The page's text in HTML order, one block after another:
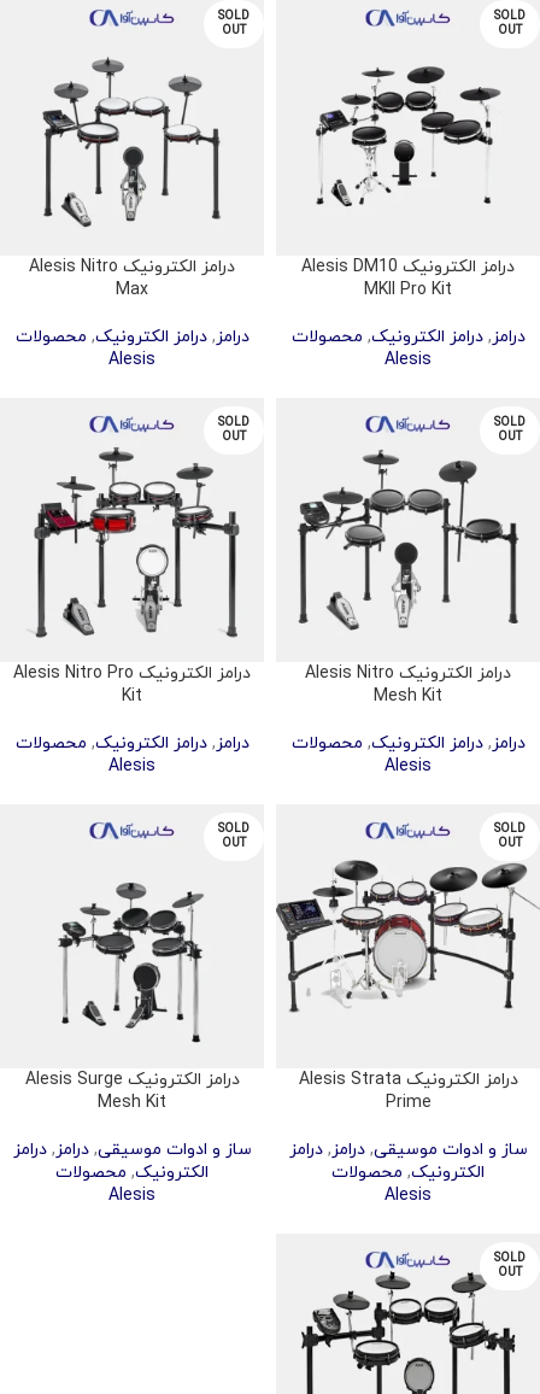
SOLD
OUT
درامز الکترونیک Alesis DM10
MKII Pro Kit
درامز,درامز الکترونیک, محصولات
Alesis
SOLD
OUT
درامز الکترونیک Alesis Nitro
Max
درامز,درامز الکترونیک, محصولات
Alesis
SOLD
OUT
درامز الکترونیک Alesis Nitro
Mesh Kit
درامز,درامز الکترونیک, محصولات
Alesis
SOLD
OUT
درامز الکترونیک Alesis Nitro Pro
Kit
درامز,درامز الکترونیک, محصولات
Alesis
SOLD
OUT
درامز الکترونیک Alesis Strata
Prime
ساز و ادوات موسیقی,درامز,درامز
الکترونیک, محصولات
Alesis
SOLD
OUT
درامز الکترونیک Alesis Surge
Mesh Kit
ساز و ادوات موسیقی,درامز,درامز
الکترونیک, محصولات
Alesis
SOLD
OUT